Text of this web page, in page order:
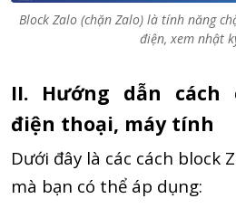
Block Zalo (chặn Zalo) là tính năng
điện, xem nhật
II. Hướng dẫn cách
điện thoại, máy tính
Dưới đây là các cách block
mà bạn có thể áp dụng: